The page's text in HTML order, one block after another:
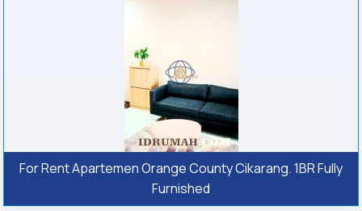
For Rent Apartemen Orange County Cikarang. 1BR Fully
Furnished